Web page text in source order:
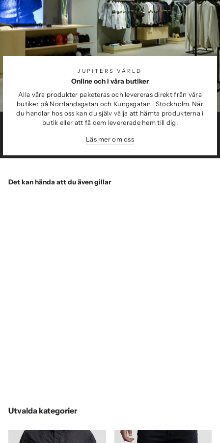
JUPITERS VÄRLD
Online och i våra butiker
Alla våra produkter paketeras och levereras direkt från våra
butiker på Norrlandsgatan och Kungsgatan i Stockholm. När
du handlar hos oss kan du själv välja att hämta produkterna i
butik eller att få dem levererade hem till dig.
Läs mer om oss
Det kan hända att du även gillar
Utvalda kategorier